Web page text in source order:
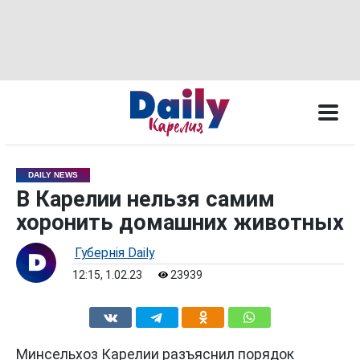
DAILY NEWS
В Карелии нельзя самим
хоронить домашних животных
Губернiя Daily
12:15, 1.02.23 23939
Минсельхоз Карелии разъяснил порядок